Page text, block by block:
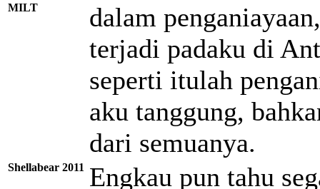
MILT
dalam
terjadi padaku di
seperti itulah
aku tanggung,
dari semuanya.
Shellabear 2011 Engkau pun tahu